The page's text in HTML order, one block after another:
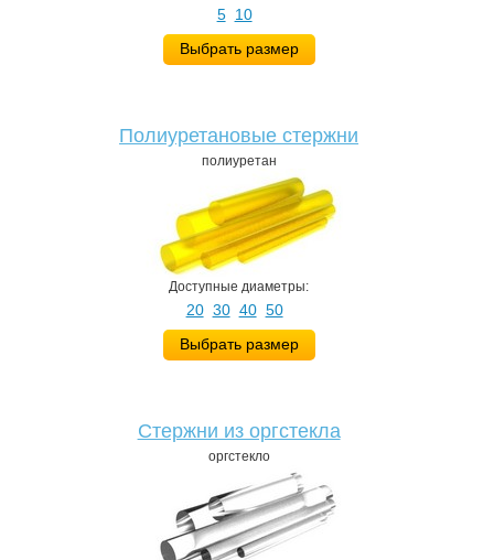
5 10
Выбрать размер
Полиуретановые стержни
полиуретан
Доступные диаметры:
20 30 40 50
Выбрать размер
Стержни из оргстекла
оргстекло